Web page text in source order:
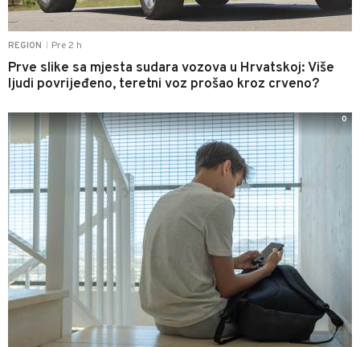
REGION Pre 2 h
Prve slike sa mjesta sudara vozova u Hrvatskoj: Više
ljudi povrijeđeno, teretni voz prošao kroz crveno?
0